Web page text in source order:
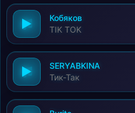
Кукушка правду расскажи;
Пока;
Ещё не поздно, надо жить;
Тик-так;
А время не остановить;
Никак;
Не отмотать, не повторить;
Тик-так;
Кобяков
TIK TOK
SERYABKINA
Тик-Так